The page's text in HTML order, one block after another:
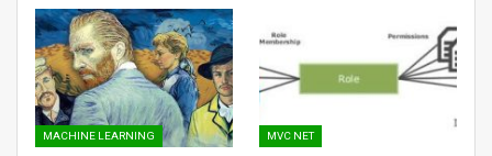
MACHINE LEARNING MVC NET